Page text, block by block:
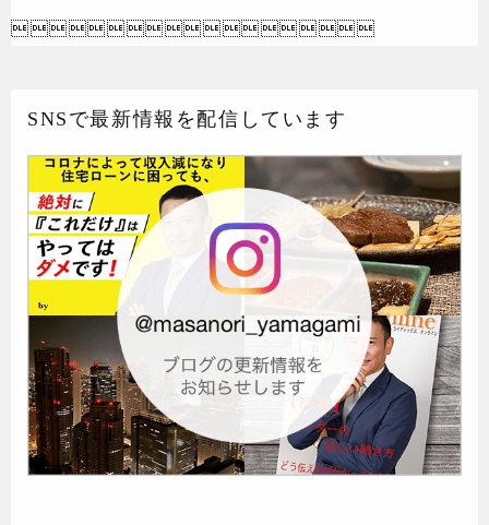

SNSで最新情報を配信しています